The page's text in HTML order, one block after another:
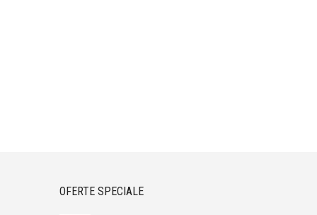
OFERTE SPECIALE